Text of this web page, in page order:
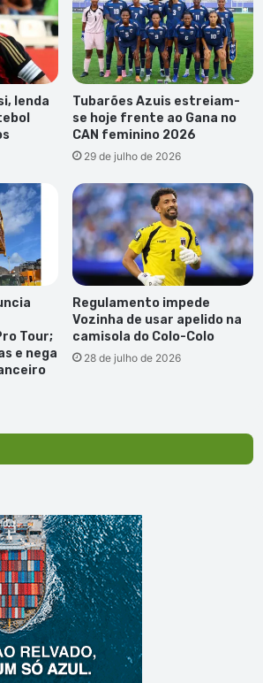
lenda
Tubarões Azuis estreiam-
se hoje frente ao Gana no
CAN feminino 2026
29 de julho de 2026
Tour;
e nega
Regulamento impede
Vozinha de usar apelido na
camisola do Colo-Colo
28 de julho de 2026